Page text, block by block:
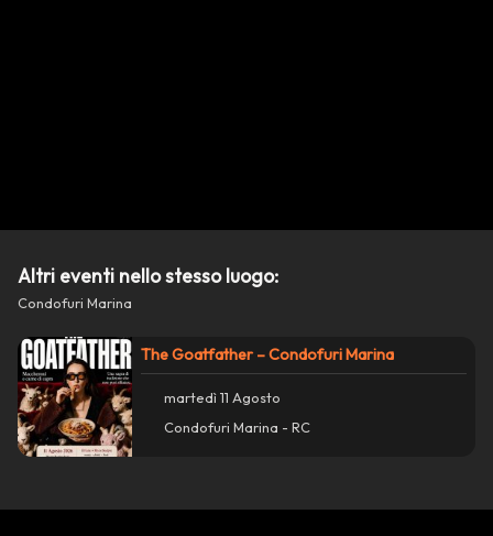
Altri eventi nello stesso luogo:
Condofuri Marina
The Goatfather – Condofuri Marina
martedì 11 Agosto
Condofuri Marina - RC